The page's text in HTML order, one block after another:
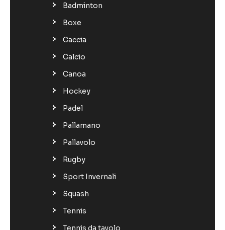
Badminton
Boxe
Caccia
Calcio
Canoa
Hockey
Padel
Pallamano
Pallavolo
Rugby
Sport Invernali
Squash
Tennis
Tennis da tavolo